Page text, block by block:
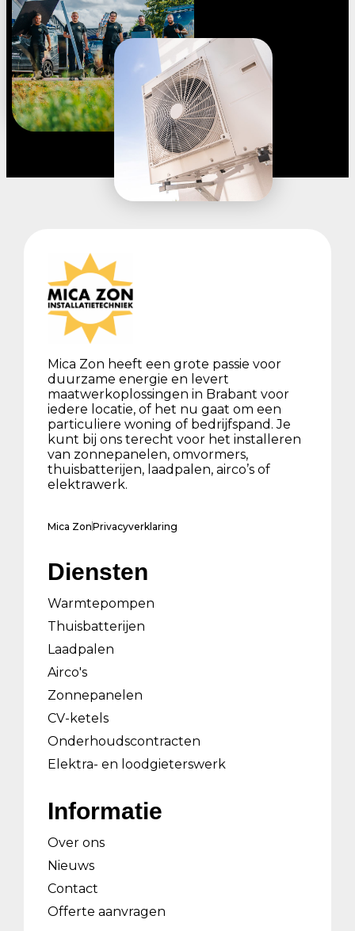
Mica Zon heeft een grote passie voor
duurzame energie en levert
maatwerkoplossingen in Brabant voor
iedere locatie, of het nu gaat om een
particuliere woning of bedrijfspand. Je
kunt bij ons terecht voor het installeren
van zonnepanelen, omvormers,
thuisbatterijen, laadpalen, airco’s of
elektrawerk.
Mica ZonPrivacyverklaring
Diensten
Warmtepompen
Thuisbatterijen
Laadpalen
Airco's
Zonnepanelen
CV-ketels
Onderhoudscontracten
Elektra- en loodgieterswerk
Informatie
Over ons
Nieuws
Contact
Offerte aanvragen